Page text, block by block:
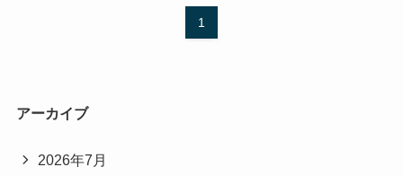
1
アーカイブ
2026年7月